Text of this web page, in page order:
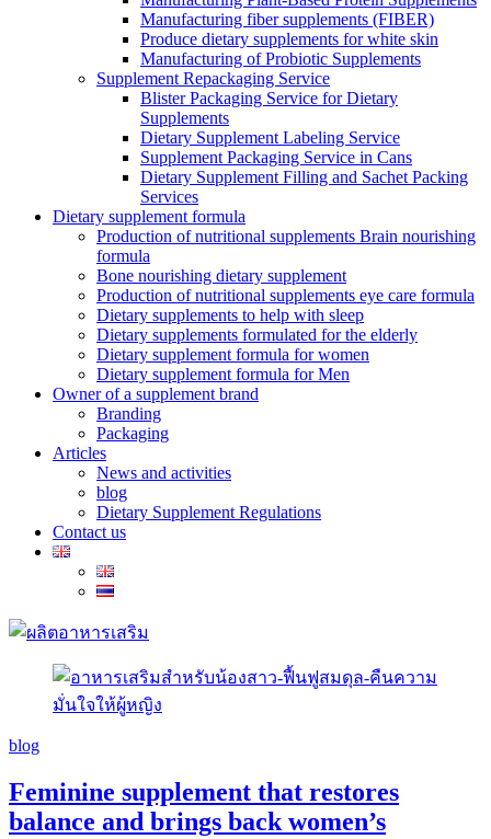
Manufacturing fiber supplements (FIBER)
Produce dietary supplements for white skin
Manufacturing of Probiotic Supplements
Supplement Repackaging Service
Blister Packaging Service for Dietary
Supplements​
Dietary Supplement Labeling Service
Supplement Packaging Service in Cans
Dietary Supplement Filling and Sachet Packing
Services
Dietary supplement formula
Production of nutritional supplements Brain nourishing
formula
Bone nourishing dietary supplement
Production of nutritional supplements eye care formula
Dietary supplements to help with sleep
Dietary supplements formulated for the elderly
Dietary supplement formula for women
Dietary supplement formula for Men
Owner of a supplement brand
Branding
Packaging
Articles
News and activities
blog
Dietary Supplement Regulations
Contact us
สำหรับ
blog
Feminine supplement that restores
balance and brings back women’s